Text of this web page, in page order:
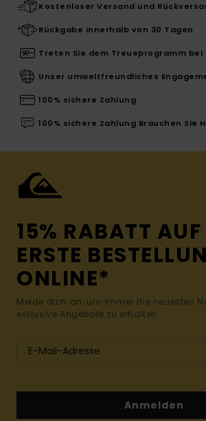
Kostenloser Versand und
Rückgabe innerhalb von 30 Tagen
Treten Sie dem Treueprogramm bei
Unser umweltfreundliches
100% sichere Zahlung
100% sichere Zahlung Brauchen Sie
15% RABATT AUF
ERSTE
ONLINE*
Melde dich an, um immer die neuesten
exklusive Angebote zu erhalten.
Anmelden